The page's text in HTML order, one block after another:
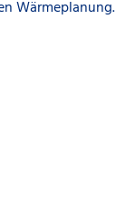
Wärmeplanung.